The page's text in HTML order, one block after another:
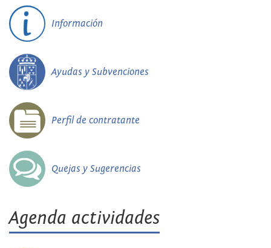
Información
Ayudas y Subvenciones
Perfil de contratante
Quejas y Sugerencias
Agenda actividades